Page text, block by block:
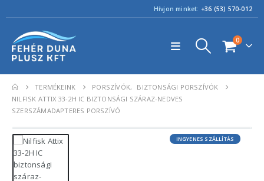
Hívjon minket: +36 (53) 570-012
0
TERMÉKEINK PORSZÍVÓK,
BIZTONSÁGI PORSZÍVÓK
NILFISK ATTIX 33-2H IC BIZTONSÁGI SZÁRAZ-NEDVES
SZERSZÁMADAPTERES PORSZÍVÓ
INGYENES SZÁLLÍTÁS